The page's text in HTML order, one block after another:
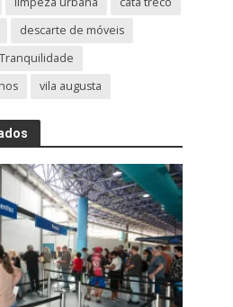
descarte de móveis
vila augusta